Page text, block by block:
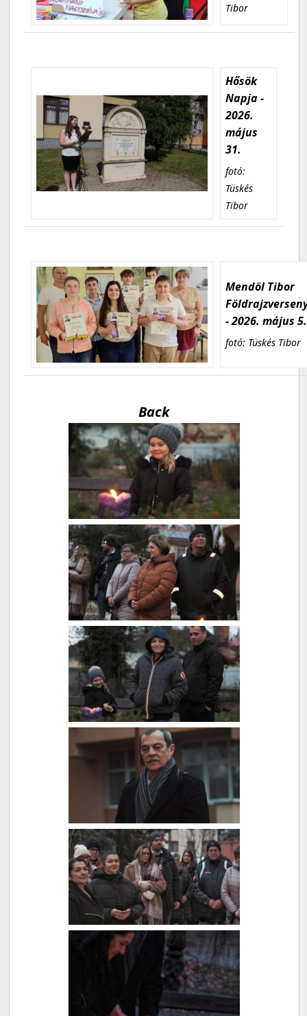
Tibor
Hősök
Napja -
2026.
május
31.
fotó:
Tüskés
Tibor
Mendöl Tibor
- 2026. május 5.
fotó: Tüskés Tibor
Back